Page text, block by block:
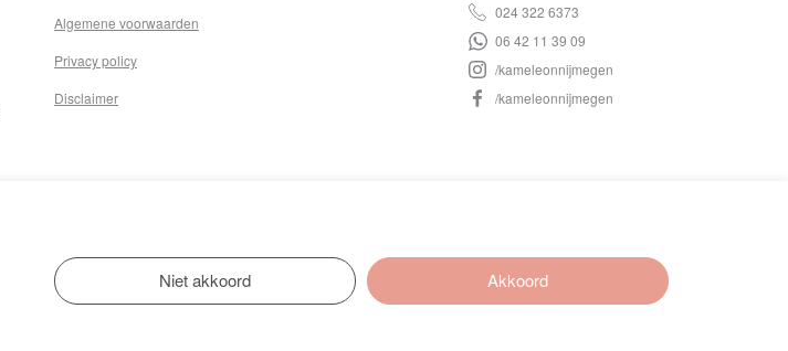
Algemene voorwaarden
Privacy policy
Disclaimer
024 322 6373
06 42 11 39 09
/kameleonnijmegen
/kameleonnijmegen